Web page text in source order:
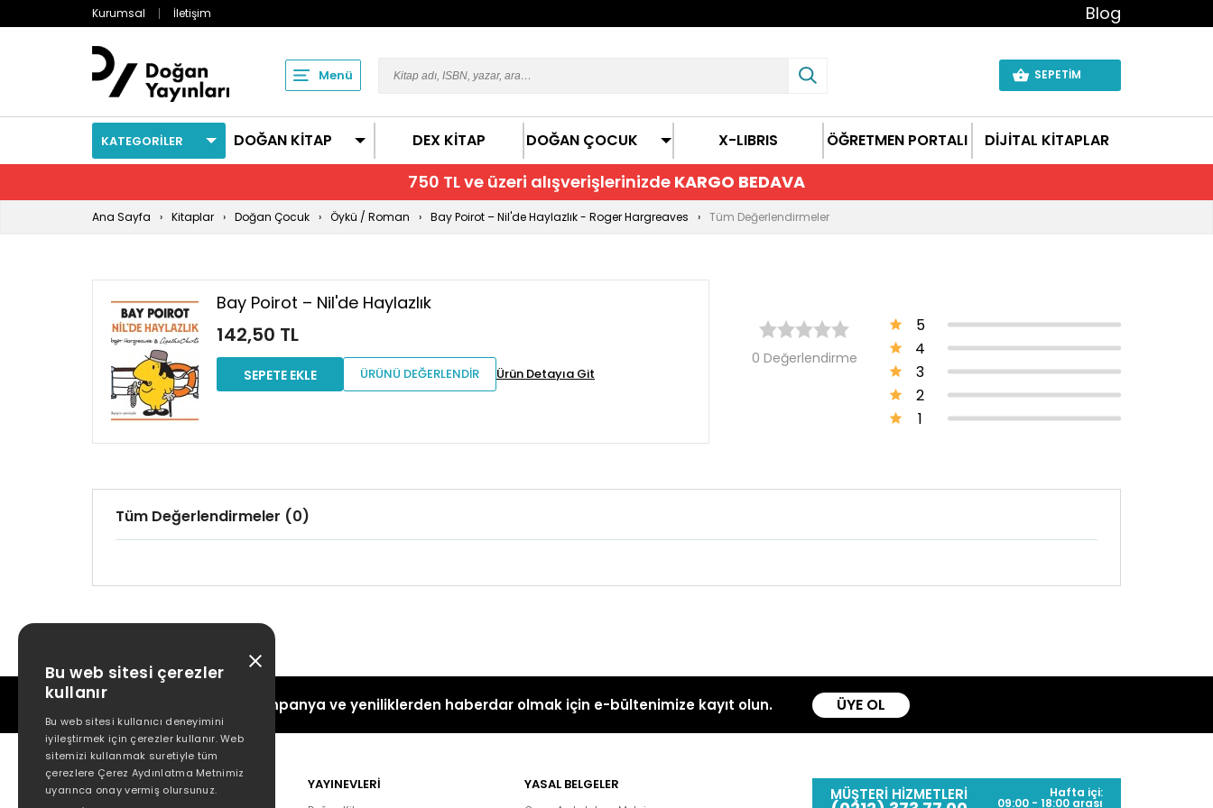
Kurumsal İletişim Blog
Menü SEPETİM
KATEGORİLER DOĞAN KİTAP DEX KİTAP DOĞAN ÇOCUK X-LIBRIS ÖĞRETMEN PORTALI DİJİTAL KİTAPLAR
750 TL ve üzeri alışverişlerinizde KARGO BEDAVA
Ana Sayfa Kitaplar Doğan Çocuk Öykü / Roman Bay Poirot – Nil'de Haylazlık - Roger Hargreaves Tüm Değerlendirmeler
Bay Poirot – Nil'de Haylazlık
142,50 TL
SEPETE EKLE ÜRÜNÜ DEĞERLENDİR Ürün Detayıa Git
0 Değerlendirme
5
4
3
2
1
Tüm Değerlendirmeler (0)
Kampanya ve yeniliklerden haberdar olmak için e-bültenimize kayıt olun. ÜYE OL
POPÜLER YAYINEVLERİ YASAL BELGELER
MÜŞTERİ HİZMETLERİ Hafta içi:
09:00 - 18:00 arası
Bu web sitesi çerezler
kullanır
Bu web sitesi kullanıcı deneyimini
iyileştirmek için çerezler kullanır. Web
sitemizi kullanmak suretiyle tüm
çerezlere Çerez Aydınlatma Metnimiz
uyarınca onay vermiş olursunuz.